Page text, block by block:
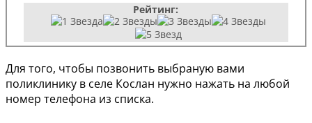
Рейтинг:
Для того, чтобы позвонить выбраную вами
поликлинику в селе Кослан нужно нажать на любой
номер телефона из списка.